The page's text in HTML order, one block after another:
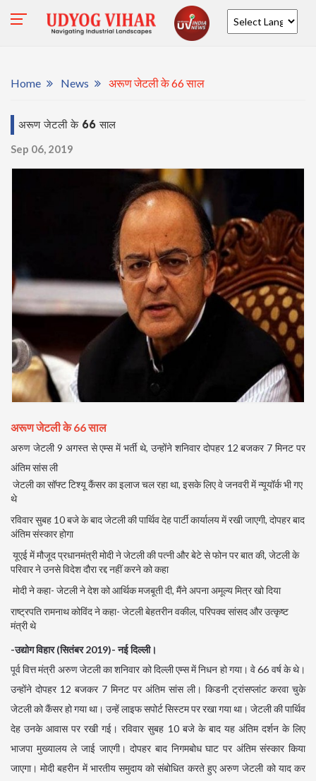
Home News अरूण जेटली के 66 साल
अरूण जेटली के 66 साल
Sep 06, 2019
अरूण जेटली के 66 साल
अरुण जेटली 9 अगस्त से एम्स में भर्ती थे, उन्होंने शनिवार दोपहर 12 बजकर 7 मिनट पर
अंतिम सांस ली
जेटली का सॉफ्ट टिश्यू कैंसर का इलाज चल रहा था, इसके लिए वे जनवरी में न्यूयॉर्क भी गए
थे
रविवार सुबह 10 बजे के बाद जेटली की पार्थिव देह पार्टी कार्यालय में रखी जाएगी, दोपहर बाद
अंतिम संस्कार होगा
यूएई में मौजूद प्रधानमंत्री मोदी ने जेटली की पत्नी और बेटे से फोन पर बात की, जेटली के
परिवार ने उनसे विदेश दौरा रद्द नहीं करने को कहा
मोदी ने कहा- जेटली ने देश को आर्थिक मजबूती दी, मैंने अपना अमूल्य मित्र खो दिया
राष्ट्रपति रामनाथ कोविंद ने कहा- जेटली बेहतरीन वकील, परिपक्व सांसद और उत्कृष्ट
मंत्री थे
-उद्योग विहार (सितंबर 2019)- नई दिल्ली।
पूर्व वित्त मंत्री अरुण जेटली का शनिवार को दिल्ली एम्स में निधन हो गया। वे 66 वर्ष के थे।
उन्होंने दोपहर 12 बजकर 7 मिनट पर अंतिम सांस ली। किडनी ट्रांसप्लांट करवा चुके
जेटली को कैंसर हो गया था। उन्हें लाइफ सपोर्ट सिस्टम पर रखा गया था। जेटली की पार्थिव
देह उनके आवास पर रखी गई। रविवार सुबह 10 बजे के बाद यह अंतिम दर्शन के लिए
भाजपा मुख्यालय ले जाई जाएगी। दोपहर बाद निगमबोध घाट पर अंतिम संस्कार किया
जाएगा। मोदी बहरीन में भारतीय समुदाय को संबोधित करते हुए अरुण जेटली को याद कर